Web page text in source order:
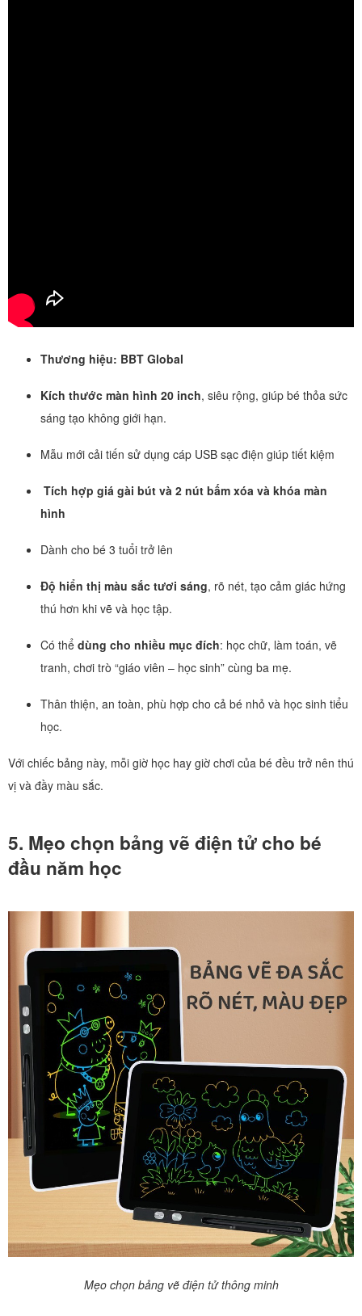
Thương hiệu: BBT Global
Kích thước màn hình 20 inch, siêu rộng, giúp bé thỏa sức
sáng tạo không giới hạn.
Mẫu mới cải tiến sử dụng cáp USB sạc điện giúp tiết kiệm
Tích hợp giá gài bút và 2 nút bấm xóa và khóa màn
hình
Dành cho bé 3 tuổi trở lên
Độ hiển thị màu sắc tươi sáng, rõ nét, tạo cảm giác hứng
thú hơn khi vẽ và học tập.
Có thể dùng cho nhiều mục đích: học chữ, làm toán, vẽ
tranh, chơi trò “giáo viên – học sinh” cùng ba mẹ.
Thân thiện, an toàn, phù hợp cho cả bé nhỏ và học sinh tiểu
học.
Với chiếc bảng này, mỗi giờ học hay giờ chơi của bé đều trở nên thú
vị và đầy màu sắc.
5. Mẹo chọn bảng vẽ điện tử cho bé
đầu năm học
Mẹo chọn bảng vẽ điện tử thông minh